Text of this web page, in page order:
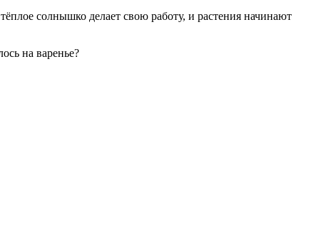
солнышко делает свою работу, и растения начинают
на варенье?